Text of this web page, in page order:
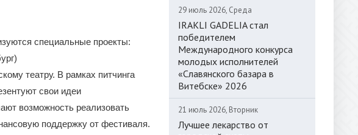
специальные проекты:
театру. В рамках питчинга
свои идеи
возможность реализовать
поддержку от фестиваля.
29 июль 2026, Среда
IRAKLI GADELIA стал
победителем
Международного конкурса
молодых исполнителей
«Славянского базара в
Витебске» 2026
21 июль 2026, Вторник
Лучшее лекарство от